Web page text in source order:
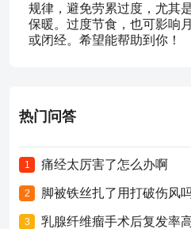
规律，避免劳累过度，尤其
保暖。过度节食，也可影响
或闭经。希望能帮助到你！
热门问答
1 痛经太厉害了怎么办啊
2 脚被铁丝扎了用打破伤风
3 乳腺纤维瘤手术后复发率